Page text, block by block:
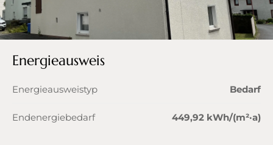
Energieausweis
Energieausweistyp Bedarf
Endenergiebedarf 449,92 kWh/(m²·a)